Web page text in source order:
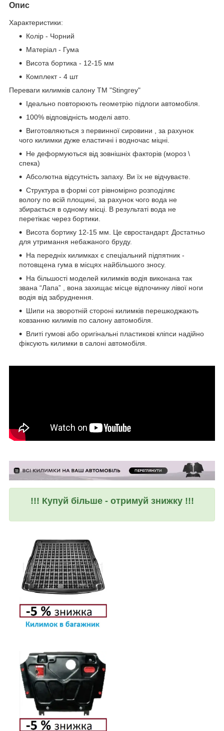
Опис
Характеристики:
Колір - Чорний
Матеріал - Гума
Висота бортика - 12-15 мм
Комплект - 4 шт
Переваги килимків салону ТМ "Stingrey"
Ідеально повторюють геометрію підлоги автомобіля.
100% відповідність моделі авто.
Виготовляються з первинної сировини , за рахунок
чого килимки дуже еластичні і водночас міцні.
Не деформуються від зовнішніх факторів (мороз \
спека)
Абсолютна відсутність запаху. Ви їх не відчуваєте.
Структура в формі сот рівномірно розподіляє
вологу по всій площині, за рахунок чого вода не
збирається в одному місці. В результаті вода не
перетікає через бортики.
Висота бортику 12-15 мм. Це євростандарт. Достатньо
для утримання небажаного бруду.
На передніх килимках є спеціальний підпятник -
потовщена гума в місцях найбільшого зносу.
На більшості моделей килимків водія виконана так
звана “Лапа” , вона захищає місце відпочинку лівої ноги
водія від забруднення.
Шипи на зворотній стороні килимків перешкоджають
ковзанню килимів по салону автомобіля.
Влиті гумові або оригінальні пластикові кліпси надійно
фіксують килимки в салоні автомобіля.
!!! Купуй більше - отримуй знижку !!!